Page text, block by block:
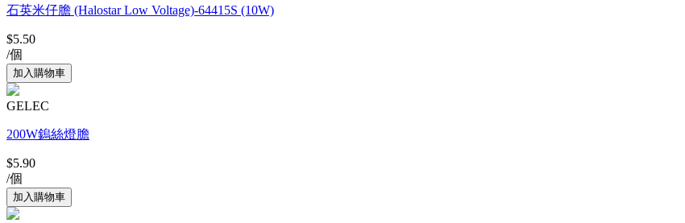
石英米仔膽 (Halostar Low Voltage)-64415S (10W)
$5.50
/個
GELEC
200W鎢絲燈膽
$5.90
/個